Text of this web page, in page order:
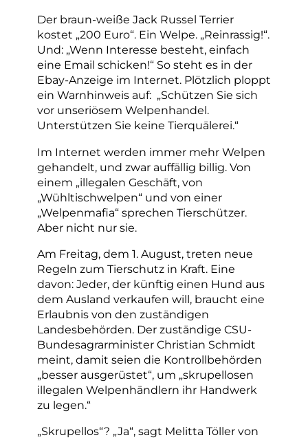
Der braun-weiße Jack Russel Terrier
kostet „200 Euro“. Ein Welpe. „Reinrassig!“.
Und: „Wenn Interesse besteht, einfach
eine Email schicken!“ So steht es in der
Ebay-Anzeige im Internet. Plötzlich ploppt
ein Warnhinweis auf: „Schützen Sie sich
vor unseriösem Welpenhandel.
Unterstützen Sie keine Tierquälerei.“
Im Internet werden immer mehr Welpen
gehandelt, und zwar auffällig billig. Von
einem „illegalen Geschäft, von
„Wühltischwelpen“ und von einer
„Welpenmafia“ sprechen Tierschützer.
Aber nicht nur sie.
Am Freitag, dem 1. August, treten neue
Regeln zum Tierschutz in Kraft. Eine
davon: Jeder, der künftig einen Hund aus
dem Ausland verkaufen will, braucht eine
Erlaubnis von den zuständigen
Landesbehörden. Der zuständige CSU-
Bundesagrarminister Christian Schmidt
meint, damit seien die Kontrollbehörden
„besser ausgerüstet“, um „skrupellosen
illegalen Welpenhändlern ihr Handwerk
zu legen.“
„Skrupellos“? „Ja“, sagt Melitta Töller von